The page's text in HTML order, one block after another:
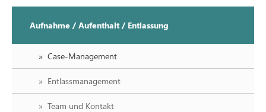
Aufnahme / Aufenthalt / Entlassung
Case-Management
Entlassmanagement
Team und Kontakt